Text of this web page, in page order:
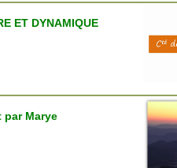
ET DYNAMIQUE
par Marye